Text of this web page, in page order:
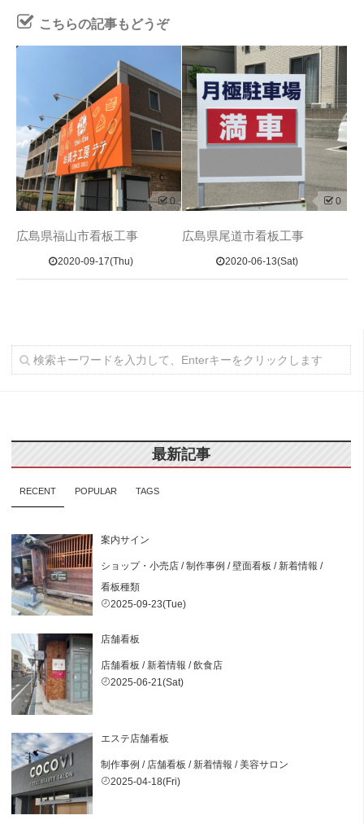
こちらの記事もどうぞ
0
広島県福山市看板工事
2020-09-17(Thu)
0
広島県尾道市看板工事
2020-06-13(Sat)
最新記事
RECENT POPULAR TAGS
案内サイン
ショップ・小売店 /制作事例 /壁面看板 /新着情報 /
看板種類
2025-09-23(Tue)
店舗看板
店舗看板 /新着情報 /飲食店
2025-06-21(Sat)
エステ店舗看板
制作事例 / 店舗看板 /新着情報 /美容サロン
2025-04-18(Fri)